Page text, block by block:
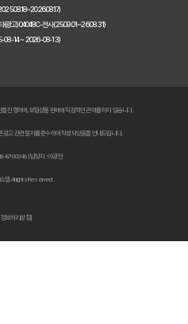
이트, 숨겨진 할인 꿀팁으로 진짜 최저가
는 법: 2026년 견적, 숨겨진 할인 꿀팁 대
적: 숨은 1cm까지 찾아 보험료 낮추는 비
트 비교견적 사이트로 한 번에 해결!
광고)04048C-전사(25.09.01~26.08.31)
08-14 ~ 2026-08-13)
진행하며, 보험상품 판매에 직접적인 관여를 하지 않습니다.
광고 관련 절차를 준수하여 작성되었음을 안내드립니다.
87-00348 | 담당자 : 이광헌
엠 All rights Reserved.
보처리방침]